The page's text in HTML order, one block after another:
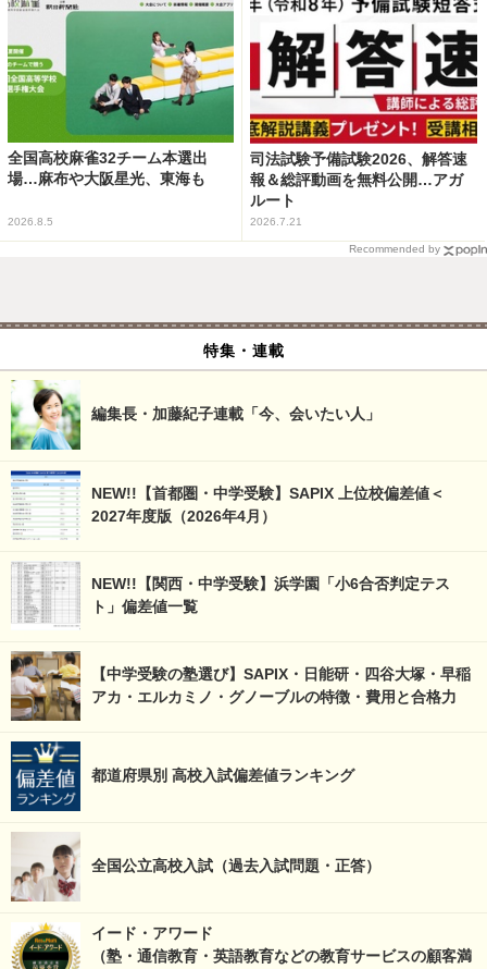
全国高校麻雀32チーム本選出
場…麻布や大阪星光、東海も
2026.8.5
司法試験予備試験2026、解答速
報＆総評動画を無料公開…アガ
ルート
2026.7.21
Recommended by
特集・連載
編集長・加藤紀子連載「今、会いたい人」
NEW!!【首都圏・中学受験】SAPIX 上位校偏差値＜
2027年度版（2026年4月）
NEW!!【関西・中学受験】浜学園「小6合否判定テス
ト」偏差値一覧
【中学受験の塾選び】SAPIX・日能研・四谷大塚・早稲
アカ・エルカミノ・グノーブルの特徴・費用と合格力
都道府県別 高校入試偏差値ランキング
全国公立高校入試（過去入試問題・正答）
イード・アワード
（塾・通信教育・英語教育などの教育サービスの顧客満